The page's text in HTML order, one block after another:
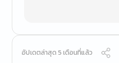
อัปเดตล่าสุด 5 เดือนที่แล้ว